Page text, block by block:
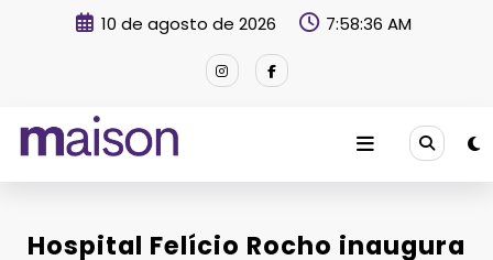
10 de agosto de 2026 7:58:37 AM
Revista Maison
Hospital Felício Rocho inaugura